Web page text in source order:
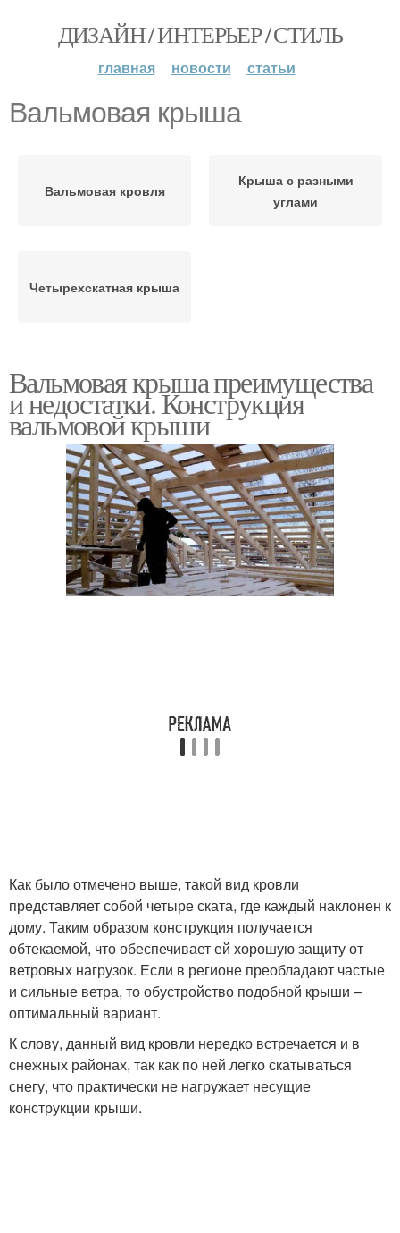
ДИЗАЙН / ИНТЕРЬЕР / СТИЛЬ
главная новости статьи
Вальмовая крыша
Вальмовая кровля
Крыша с разными
углами
Четырехскатная крыша
Вальмовая крыша преимущества
и недостатки. Конструкция
вальмовой крыши
Как было отмечено выше, такой вид кровли
представляет собой четыре ската, где каждый наклонен к
дому. Таким образом конструкция получается
обтекаемой, что обеспечивает ей хорошую защиту от
ветровых нагрузок. Если в регионе преобладают частые
и сильные ветра, то обустройство подобной крыши –
оптимальный вариант.
К слову, данный вид кровли нередко встречается и в
снежных районах, так как по ней легко скатываться
снегу, что практически не нагружает несущие
конструкции крыши.